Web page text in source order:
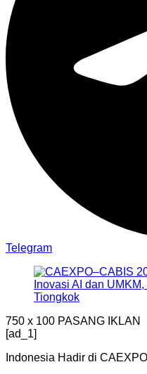
Telegram
750 x 100 PASANG IKLAN
[ad_1]
Indonesia Hadir di